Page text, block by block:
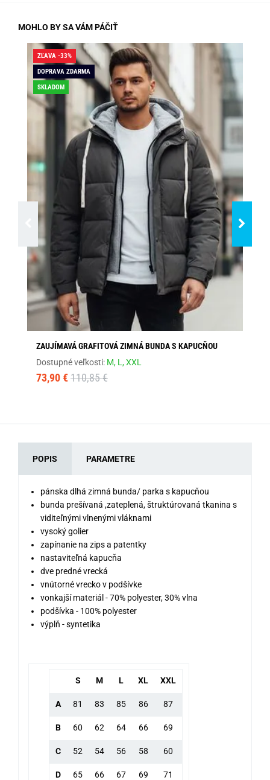
MOHLO BY SA VÁM PÁČIŤ
ZĽAVA -33%
DOPRAVA ZDARMA
SKLADOM
ZAUJÍMAVÁ GRAFITOVÁ ZIMNÁ BUNDA S KAPUCŇOU
Dostupné veľkosti: M, L,XXL
73,90 € 110,85 €
POPIS PARAMETRE
pánska dlhá zimná bunda/ parka s kapucňou
bunda prešívaná ,zateplená, štruktúrovaná tkanina s
viditeľnými vlnenými vláknami
vysoký golier
zapínanie na zips a patentky
nastaviteľná kapucňa
dve predné vrecká
vnútorné vrecko v podšívke
vonkajší materiál - 70% polyester, 30% vlna
podšívka - 100% polyester
výplň - syntetika
S M L XL XXL
A 81 83 85 86 87
B 60 62 64 66 69
C 52 54 56 58 60
D 65 66 67 69 71